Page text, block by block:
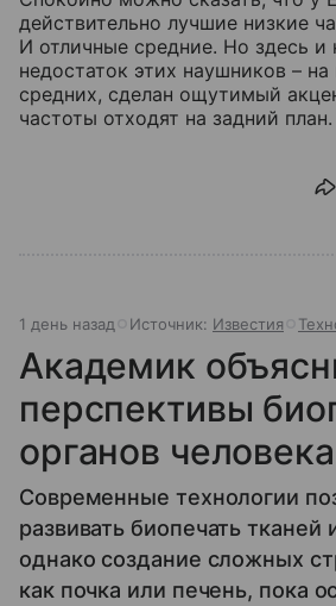
действительно лучшие низкие
И отличные средние. Но здесь и
недостаток этих наушников – на
средних, сделан ощутимый
частоты отходят на задний план.
1 день назад Источник: Известия
Академик
перспективы
органов человека
Современные технологии
развивать биопечать тканей
однако создание сложных
как почка или печень, пока